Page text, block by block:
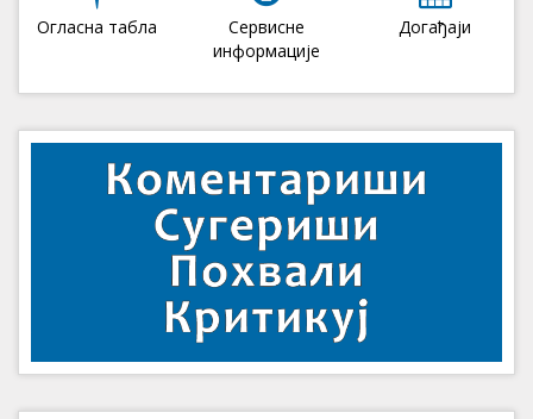
Огласна табла
Сервисне
информације
Догађаји